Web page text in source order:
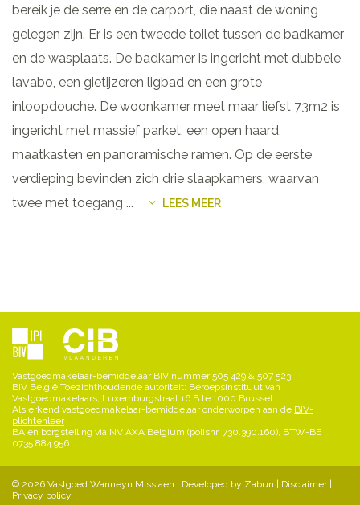
bereik je de serre en de carport, die naast de woning
gelegen zijn. Er is een tweede toilet tussen de badkamer
en de wasplaats. De badkamer is ingericht met dubbele
lavabo, een gietijzeren ligbad en een grote
inloopdouche. De woonkamer meet maar liefst 73m2 is
ingericht met massief parket, een open haard,
maatkasten en panoramische ramen. Op de eerste
verdieping bevinden zich drie slaapkamers, waarvan
twee met toegang ... LEES MEER
Vastgoedmakelaar-bemiddelaar BIV nummer 505 429 & 507 523
BIV België Toezichthoudende autoriteit: Beroepsinstituut van
Vastgoedmakelaars, Luxemburgstraat 16 B te 1000 Brussel
Als erkend vastgoedmakelaar-bemiddelaar onderworpen aan de BIV-
plichtenleer
BA en borgstelling via NV AXA Belgium (polisnr. 730.390.160), BTW-BE
0735 884 956
© 2026 Vastgoed Wanneyn Missiaen | Developed by Zabun Disclaimer|
Privacy policy